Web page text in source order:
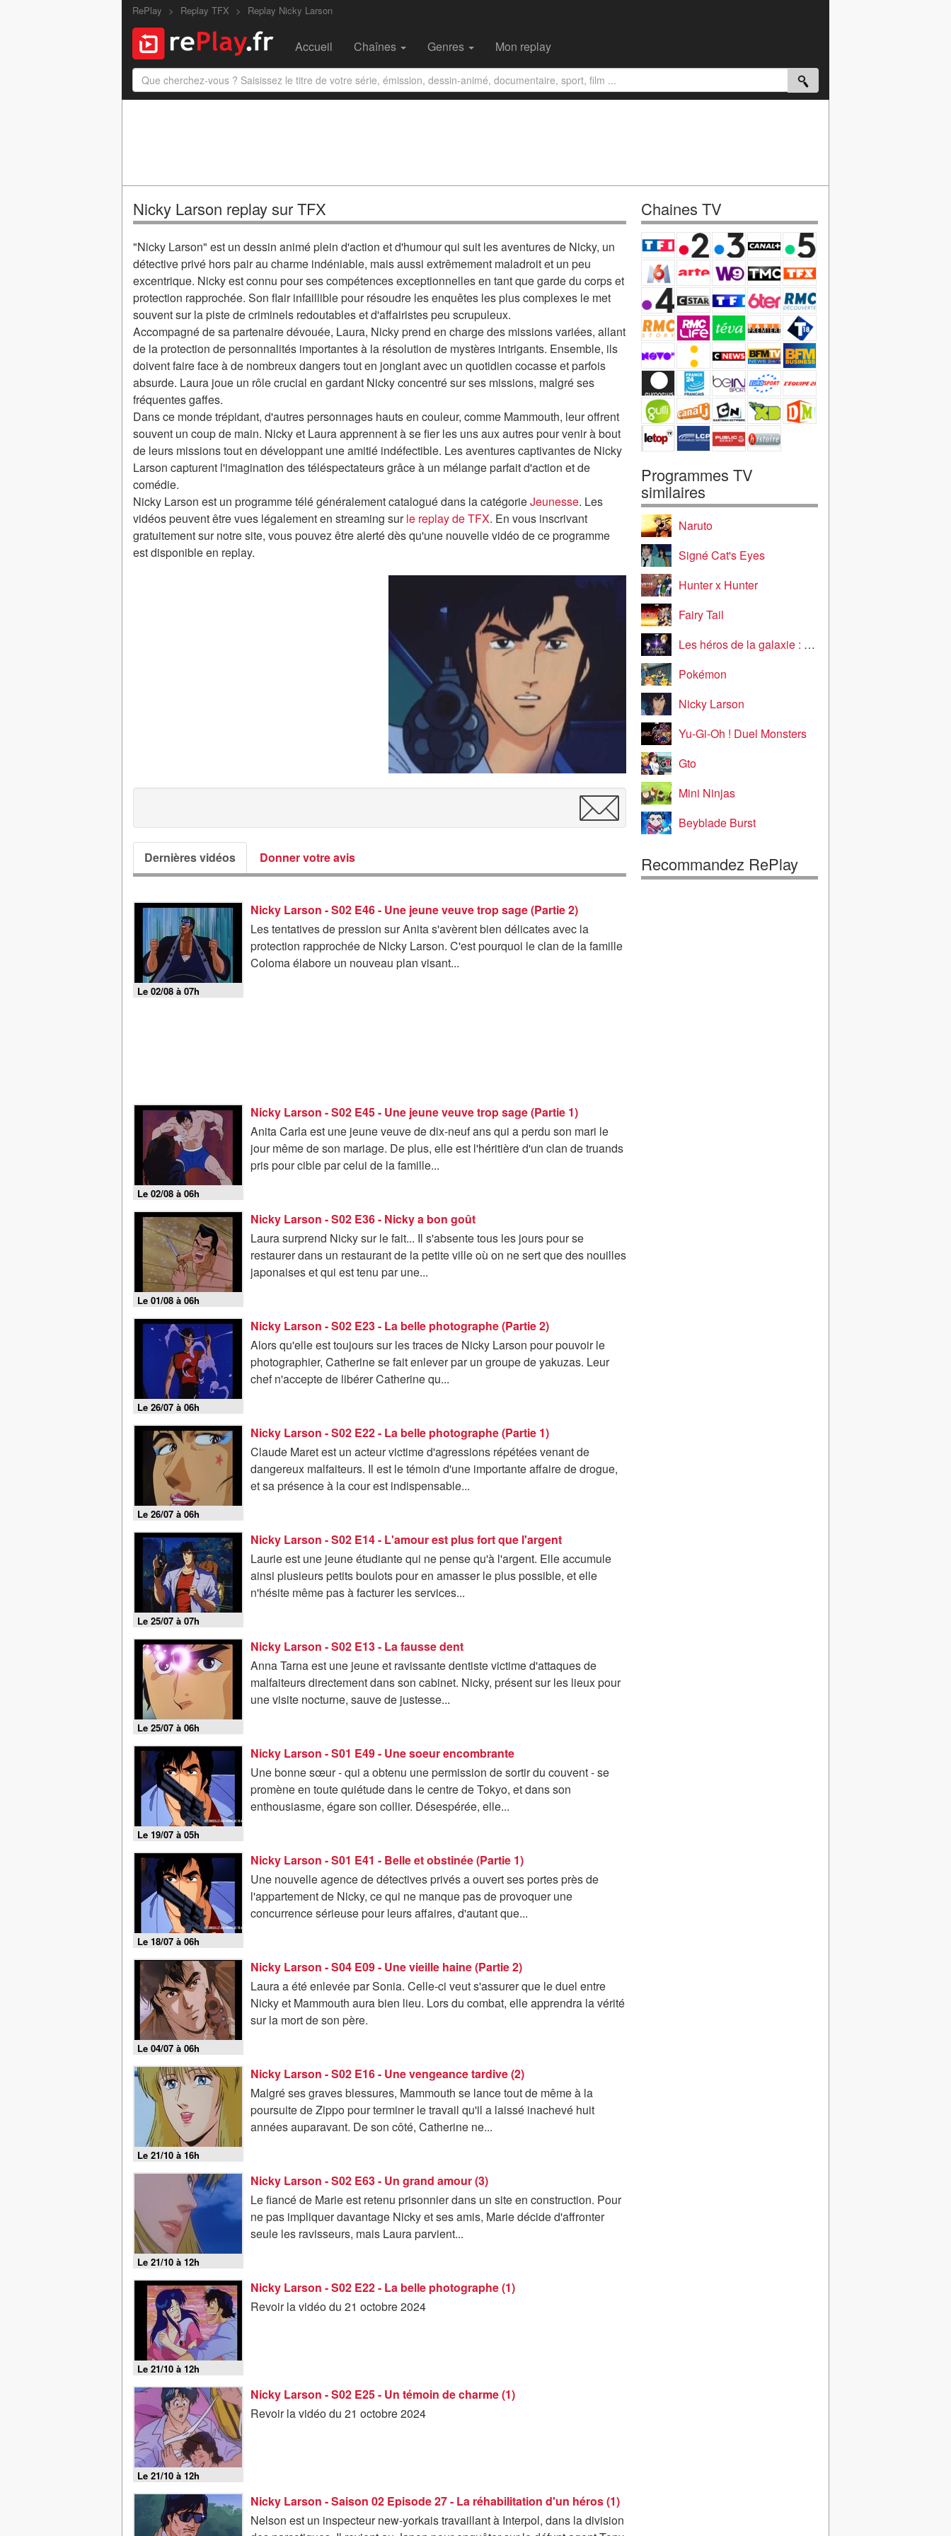
RePlay Replay TFX Replay Nicky Larson
Accueil Chaînes Genres Mon replay
Nicky Larson replay sur TFX
"Nicky Larson" est un dessin animé plein d'action et d'humour qui suit les aventures de Nicky, un
détective privé hors pair au charme indéniable, mais aussi extrêmement maladroit et un peu
excentrique. Nicky est connu pour ses compétences exceptionnelles en tant que garde du corps et
protection rapprochée. Son flair infaillible pour résoudre les enquêtes les plus complexes le met
souvent sur la piste de criminels redoutables et d'affairistes peu scrupuleux.
Accompagné de sa partenaire dévouée, Laura, Nicky prend en charge des missions variées, allant
de la protection de personnalités importantes à la résolution de mystères intrigants. Ensemble, ils
doivent faire face à de nombreux dangers tout en jonglant avec un quotidien cocasse et parfois
absurde. Laura joue un rôle crucial en gardant Nicky concentré sur ses missions, malgré ses
fréquentes gaffes.
Dans ce monde trépidant, d'autres personnages hauts en couleur, comme Mammouth, leur offrent
souvent un coup de main. Nicky et Laura apprennent à se fier les uns aux autres pour venir à bout
de leurs missions tout en développant une amitié indéfectible. Les aventures captivantes de Nicky
Larson capturent l'imagination des téléspectateurs grâce à un mélange parfait d'action et de
comédie.
Nicky Larson est un programme télé généralement catalogué dans la catégorieJeunesse. Les
vidéos peuvent être vues légalement en streaming surle replay de TFX. En vous inscrivant
gratuitement sur notre site, vous pouvez être alerté dès qu'une nouvelle vidéo de ce programme
est disponible en replay.
Dernières vidéos Donner votre avis
Le 02/08 à 07h
Nicky Larson - S02 E46 - Une jeune veuve trop sage (Partie 2)
Les tentatives de pression sur Anita s'avèrent bien délicates avec la
protection rapprochée de Nicky Larson. C'est pourquoi le clan de la famille
Coloma élabore un nouveau plan visant...
Le 02/08 à 06h
Nicky Larson - S02 E45 - Une jeune veuve trop sage (Partie 1)
Anita Carla est une jeune veuve de dix-neuf ans qui a perdu son mari le
jour même de son mariage. De plus, elle est l'héritière d'un clan de truands
pris pour cible par celui de la famille...
Le 01/08 à 06h
Nicky Larson - S02 E36 - Nicky a bon goût
Laura surprend Nicky sur le fait... Il s'absente tous les jours pour se
restaurer dans un restaurant de la petite ville où on ne sert que des nouilles
japonaises et qui est tenu par une...
Le 26/07 à 06h
Nicky Larson - S02 E23 - La belle photographe (Partie 2)
Alors qu'elle est toujours sur les traces de Nicky Larson pour pouvoir le
photographier, Catherine se fait enlever par un groupe de yakuzas. Leur
chef n'accepte de libérer Catherine qu...
Le 26/07 à 06h
Nicky Larson - S02 E22 - La belle photographe (Partie 1)
Claude Maret est un acteur victime d'agressions répétées venant de
dangereux malfaiteurs. Il est le témoin d'une importante affaire de drogue,
et sa présence à la cour est indispensable...
Le 25/07 à 07h
Nicky Larson - S02 E14 - L'amour est plus fort que l'argent
Laurie est une jeune étudiante qui ne pense qu'à l'argent. Elle accumule
ainsi plusieurs petits boulots pour en amasser le plus possible, et elle
n'hésite même pas à facturer les services...
Le 25/07 à 06h
Nicky Larson - S02 E13 - La fausse dent
Anna Tarna est une jeune et ravissante dentiste victime d'attaques de
malfaiteurs directement dans son cabinet. Nicky, présent sur les lieux pour
une visite nocturne, sauve de justesse...
Le 19/07 à 05h
Nicky Larson - S01 E49 - Une soeur encombrante
Une bonne sœur - qui a obtenu une permission de sortir du couvent - se
promène en toute quiétude dans le centre de Tokyo, et dans son
enthousiasme, égare son collier. Désespérée, elle...
Le 18/07 à 06h
Nicky Larson - S01 E41 - Belle et obstinée (Partie 1)
Une nouvelle agence de détectives privés a ouvert ses portes près de
l'appartement de Nicky, ce qui ne manque pas de provoquer une
concurrence sérieuse pour leurs affaires, d'autant que...
Le 04/07 à 06h
Nicky Larson - S04 E09 - Une vieille haine (Partie 2)
Laura a été enlevée par Sonia. Celle-ci veut s'assurer que le duel entre
Nicky et Mammouth aura bien lieu. Lors du combat, elle apprendra la vérité
sur la mort de son père.
Le 21/10 à 16h
Nicky Larson - S02 E16 - Une vengeance tardive (2)
Malgré ses graves blessures, Mammouth se lance tout de même à la
poursuite de Zippo pour terminer le travail qu'il a laissé inachevé huit
années auparavant. De son côté, Catherine ne...
Le 21/10 à 12h
Nicky Larson - S02 E63 - Un grand amour (3)
Le fiancé de Marie est retenu prisonnier dans un site en construction. Pour
ne pas impliquer davantage Nicky et ses amis, Marie décide d'affronter
seule les ravisseurs, mais Laura parvient...
Le 21/10 à 12h
Nicky Larson - S02 E22 - La belle photographe (1)
Revoir la vidéo du 21 octobre 2024
Le 21/10 à 12h
Nicky Larson - S02 E25 - Un témoin de charme (1)
Revoir la vidéo du 21 octobre 2024
Nicky Larson - Saison 02 Episode 27 - La réhabilitation d'un héros (1)
Nelson est un inspecteur new-yorkais travaillant à Interpol, dans la division
Chaines TV
Programmes TV
similaires
Naruto
Signé Cat's Eyes
Hunter x Hunter
Fairy Tail
Les héros de la galaxie : die neue these
Pokémon
Nicky Larson
Yu-Gi-Oh ! Duel Monsters
Gto
Mini Ninjas
Beyblade Burst
Recommandez RePlay